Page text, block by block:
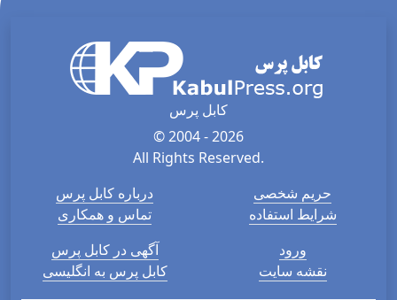
کابل پرس
© 2004 - 2026
All Rights Reserved.
درباره کابل پرس
تماس و همکاری
حریم شخصی
شرایط استفاده
آگهی در کابل پرس
کابل پرس به انگلیسی
ورود
نقشه سایت